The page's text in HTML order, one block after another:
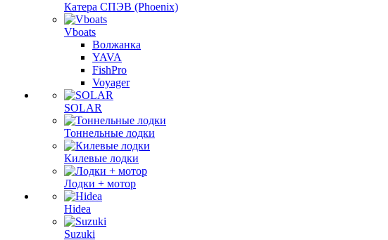
Катера СПЭВ (Phoenix)
Vboats
Волжанка
YAVA
FishPro
Voyager
SOLAR
Тоннельные лодки
Килевые лодки
Лодки + мотор
Hidea
Suzuki